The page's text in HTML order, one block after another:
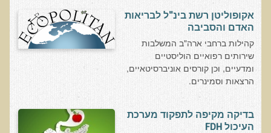
בדיקת שיער לאיתור מחסור במינרלים
בדיקות לאבחון מחסורים וסיכונים
בדיקת צואה לאיתור מוקדם של סרטן המעי הגס M2PK
בדיקות למחסורים תזונתיים, בדיקות ויטמינים
אקופוליטן רשת בינ"ל לבריאות
האדם והסביבה
קהילות ברחבי ארה"ב המשלבות
שירותים רפואיים הוליסטיים
ומדעיים, וכן קורסים אוניברסיטאיים,
הרצאות וסמינרים.
בדיקה מקיפה לתפקוד מערכת
העיכול FDH